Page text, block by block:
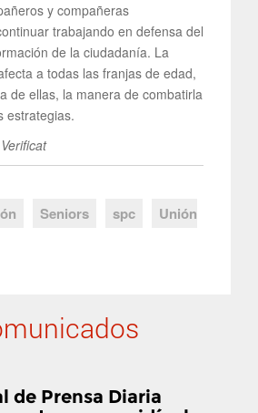
y compañeras
trabajando en defensa del
de la ciudadanía. La
a todas las franjas de edad,
de ellas, la manera de combatirla
estrategias.
Seniors spc
Unión
de Prensa Diaria